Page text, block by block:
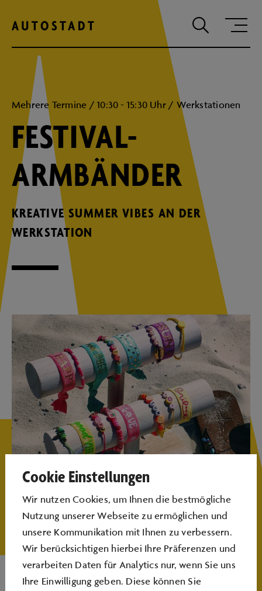
Mehrere Termine / 10:30 - 15:30 Uhr / Werkstationen
FESTIVAL-
ARMBÄNDER
KREATIVE SUMMER VIBES AN DER
WERKSTATION
Damit kommt Farbe in den Sommer und an das
Handgelenk! An unseren Werkstationen können zu
bestimmten Terminen im Sommer eigene Festival-
Armbänder gestaltet werden – mit coolen Statement-
Cookie Einstellungen
Wir nutzen Cookies, um Ihnen die bestmögliche
Nutzung unserer Webseite zu ermöglichen und
unsere Kommunikation mit Ihnen zu verbessern.
Wir berücksichtigen hierbei Ihre Präferenzen und
verarbeiten Daten für Analytics nur, wenn Sie uns
Ihre Einwilligung geben. Diese können Sie